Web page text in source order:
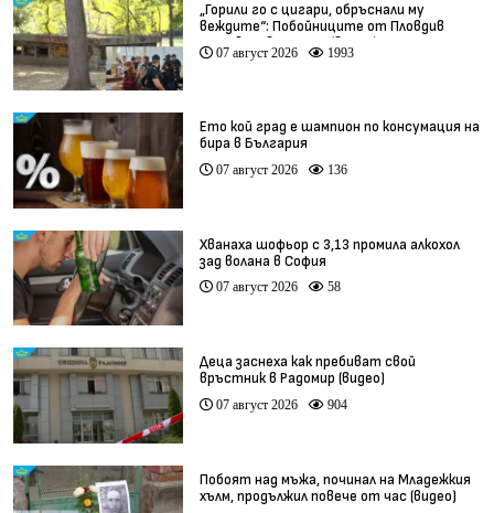
„Горили го с цигари, обръснали му
веждите“: Побойниците от Пловдив
остават в ареста (видео)
07 август 2026 1993
Ето кой град е шампион по консумация на
бира в България
07 август 2026 136
Хванаха шофьор с 3,13 промила алкохол
зад волана в София
07 август 2026 58
Деца заснеха как пребиват свой
връстник в Радомир (видео)
07 август 2026 904
Побоят над мъжа, починал на Младежкия
хълм, продължил повече от час (видео)